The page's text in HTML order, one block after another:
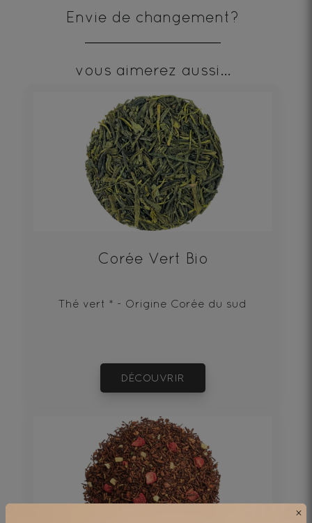
Envie de changement?
vous aimerez aussi...
Corée Vert Bio
Thé vert * - Origine Corée du sud
DÉCOUVRIR
×